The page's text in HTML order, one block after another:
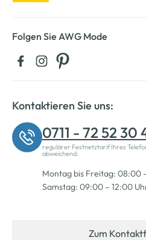
Folgen Sie AWG Mode
Kontaktieren Sie uns:
0711 - 72 52 30
regulärer Festnetztarif Ihres
abweichend.
Montag bis Freitag: 08:00
Samstag: 09:00 – 12:00
Zum